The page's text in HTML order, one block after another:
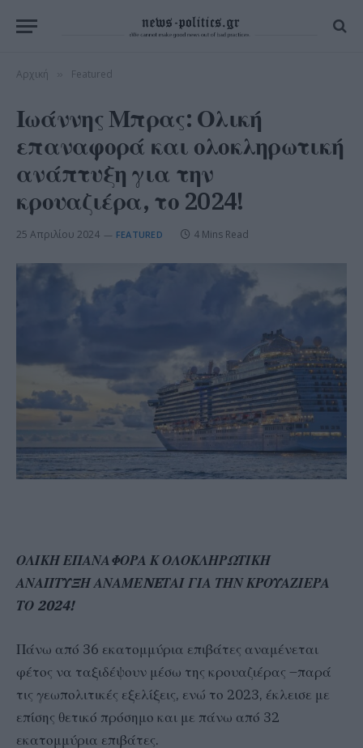
Αρχική Featured
Ιωάννης Μπρας: Ολική
επαναφορά και ολοκληρωτική
ανάπτυξη για την
κρουαζιέρα, το 2024!
25 Απριλίου 2024 FEATURED 4 Mins Read
ΟΛΙΚΗ ΕΠΑΝΑΦΟΡΑ Κ ΟΛΟΚΛΗΡΩΤΙΚΗ
ΑΝΑΠΤΥΞΗ ΑΝΑΜΕNEΤΑΙ ΓΙΑ ΤΗΝ ΚΡΟΥΑΖΙΕΡΑ
ΤΟ 2024!
Πάνω από 36 εκατομμύρια επιβάτες αναμένεται
φέτος να ταξιδέψουν μέσω της κρουαζιέρας –παρά
τις γεωπολιτικές εξελίξεις, ενώ το 2023, έκλεισε με
επίσης θετικό πρόσημο και με πάνω από 32
εκατομμύρια επιβάτες.